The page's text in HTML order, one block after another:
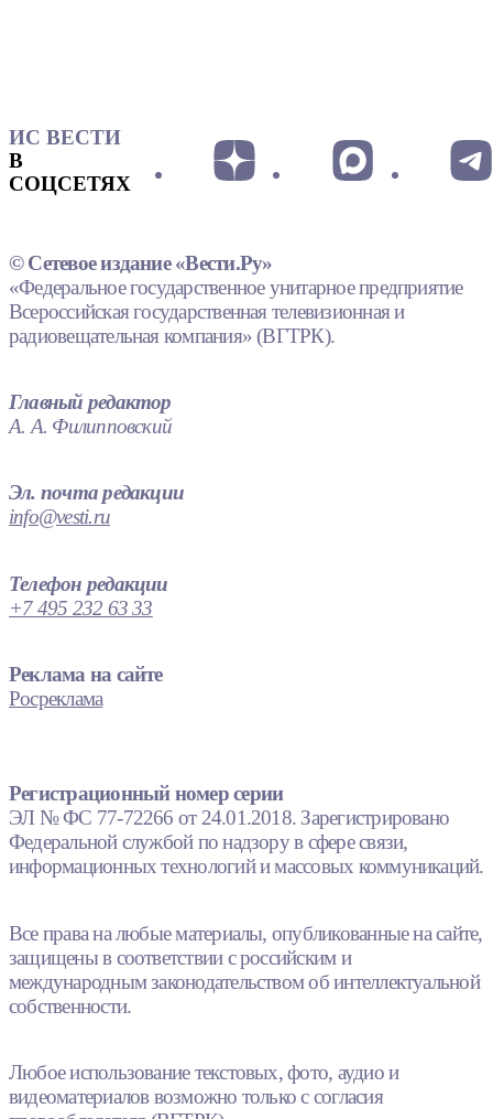
ИС ВЕСТИ
В
СОЦСЕТЯХ
© Сетевое издание «Вести.Ру»
«Федеральное государственное унитарное предприятие
Всероссийская государственная телевизионная и
радиовещательная компания» (ВГТРК).
Главный редактор
А. А. Филипповский
Эл. почта редакции
info@vesti.ru
Телефон редакции
+7 495 232 63 33
Реклама на сайте
Росреклама
Регистрационный номер серии
ЭЛ № ФС 77-72266 от 24.01.2018. Зарегистрировано
Федеральной службой по надзору в сфере связи,
информационных технологий и массовых коммуникаций.
Все права на любые материалы, опубликованные на сайте,
защищены в соответствии с российским и
международным законодательством об интеллектуальной
собственности.
Любое использование текстовых, фото, аудио и
видеоматериалов возможно только с согласия